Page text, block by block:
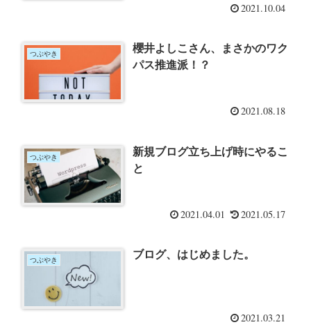
2021.10.04
つぶやき
櫻井よしこさん、まさかのワク
パス推進派！？
2021.08.18
つぶやき
新規ブログ立ち上げ時にやるこ
と
2021.04.01 2021.05.17
つぶやき ブログ、はじめました。
2021.03.21